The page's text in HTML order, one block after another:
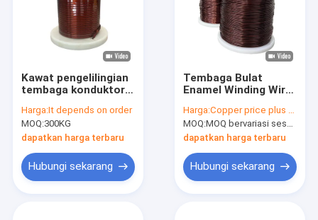
Kawat pengelilingian
tembaga konduktor
enamel untuk
industri otomotif
HEVW -220C
Harga:It depends on order
MOQ:300KG
dapatkan harga terbaru
Hubungi sekarang
Tembaga Bulat
Enamel Winding Wire
Imide HAI tunggal
Harga:Copper price plus processing fee plus freight
MOQ:MOQ bervariasi sesuai dengan ukuran spesifikasi
dapatkan harga terbaru
Hubungi sekarang